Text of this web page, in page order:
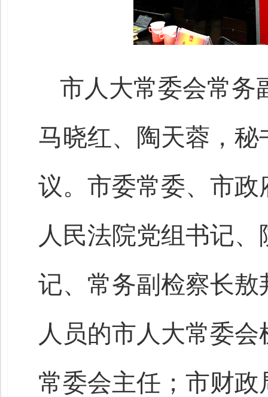
市人大常委会常务
马晓红、陶天蓉，
议。市委常委、市
人民法院党组书记
记、常务副检察长
人员的市人大常委
常委会主任；市财